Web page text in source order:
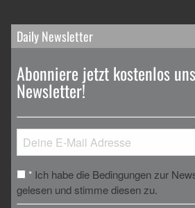
Daily Newsletter
Abonniere jetzt kostenlos
Newsletter!
* Ich habe die Bedingungen zur
gelesen und stimme diesen zu.